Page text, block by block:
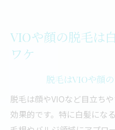
VIOや顔の脱毛は
ワケ
脱毛はVIOや顔
脱毛は顔やVIOなど目立ち
効果的です。特に白髪にな